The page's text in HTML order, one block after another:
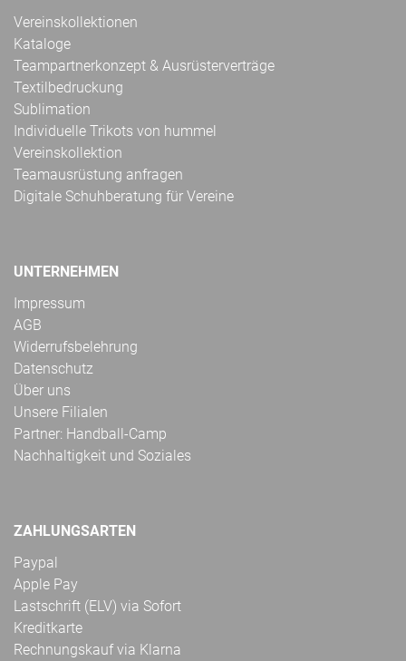
Vereinskollektionen
Kataloge
Teampartnerkonzept & Ausrüsterverträge
Textilbedruckung
Sublimation
Individuelle Trikots von hummel
Vereinskollektion
Teamausrüstung anfragen
Digitale Schuhberatung für Vereine
UNTERNEHMEN
Impressum
AGB
Widerrufsbelehrung
Datenschutz
Über uns
Unsere Filialen
Partner: Handball-Camp
Nachhaltigkeit und Soziales
ZAHLUNGSARTEN
Paypal
Apple Pay
Lastschrift (ELV) via Sofort
Kreditkarte
Rechnungskauf via Klarna